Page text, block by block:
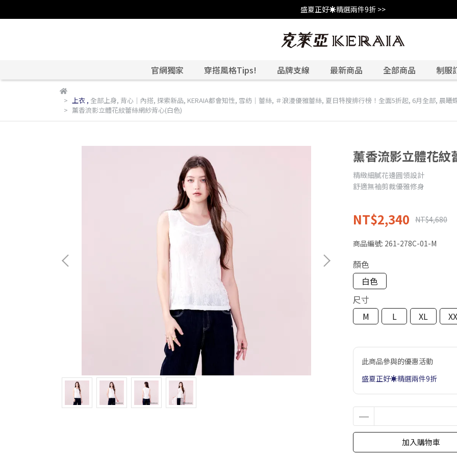
盛夏正好☀️精選兩件9折 >>
官網獨家 穿搭風格Tips! 品牌支線 最新商品 全部商品 制服
上衣 , 全部上身, 背心｜內搭, 探索新品, KERAIA都會知性, 雪紡｜蕾絲, ＃浪漫優雅蕾絲, 夏日特搜排行榜！全面5折起, 6月全部, 晨曦
薰香流影立體花紋蕾絲網紗背心(白色)
薰香流影立體花紋
精緻細膩花邊圓領設計
舒適無袖剪裁優雅修身
NT$2,340 NT$4,680
商品編號: 261-278C-01-M
顏色
白色
尺寸
M
L XL
此商品參與的優惠活動
盛夏正好☀️精選兩件9折
加入購物車